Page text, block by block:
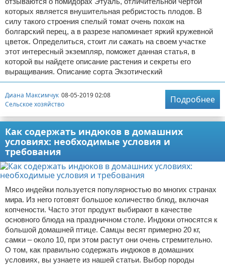
которых является внушительная ребристость плодов. В
силу такого строения спелый томат очень похож на
болгарский перец, а в разрезе напоминает яркий кружевной
цветок. Определиться, стоит ли сажать на своем участке
этот интересный экземпляр, поможет данная статья, в
которой вы найдете описание растения и секреты его
выращивания. Описание сорта Экзотический
Диана Максимчук 08-05-2019 02:08
Сельское хозяйство
Подробнее
Как содержать индюков в домашних
условиях: необходимые условия и
требования
Мясо индейки пользуется популярностью во многих странах
мира. Из него готовят большое количество блюд, включая
копчености. Часто этот продукт выбирают в качестве
основного блюда на праздничном столе. Индюки относятся к
большой домашней птице. Самцы весят примерно 20 кг,
самки – около 10, при этом растут они очень стремительно.
О том, как правильно содержать индюков в домашних
условиях, вы узнаете из нашей статьи. Выбор породы